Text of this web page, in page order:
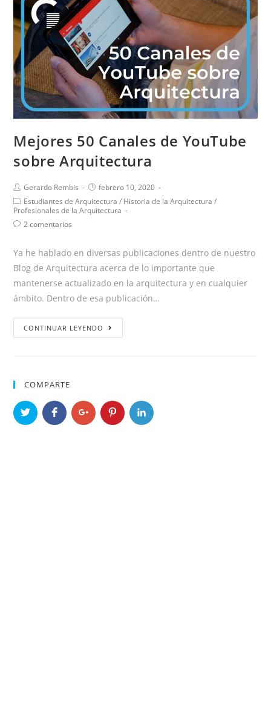
Mejores 50 Canales de YouTube
sobre Arquitectura
Gerardo Rembis
febrero 10, 2020
Estudiantes de Arquitectura / Historia de la Arquitectura /
Profesionales de la Arquitectura
2 comentarios
Ya he hablado en diversas publicaciones dentro de nuestro
Blog de Arquitectura acerca de lo importante que
mantenerse actualizado en la arquitectura y en cualquier
ámbito. Dentro de esa publicación…
CONTINUAR LEYENDO
COMPARTE